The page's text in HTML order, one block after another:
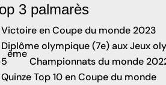
3 palmarès
Victoire en Coupe du monde 2023
Diplôme olympique (7e) aux Jeux
5
ème
Championnats du monde
Quinze Top 10 en Coupe du monde